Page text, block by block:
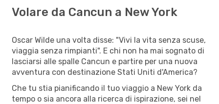
Volare da Cancun a New York
Oscar Wilde una volta disse: "Vivi la vita senza scuse,
viaggia senza rimpianti". E chi non ha mai sognato di
lasciarsi alle spalle Cancun e partire per una nuova
avventura con destinazione Stati Uniti d'America?
Che tu stia pianificando il tuo viaggio a New York da
tempo o sia ancora alla ricerca di ispirazione, sei nel